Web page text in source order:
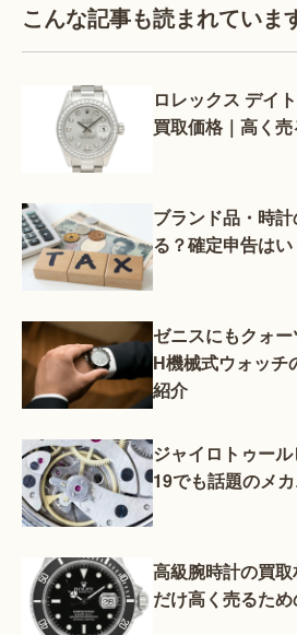
こんな記事も読まれていま
ロレックス デイ
買取価格｜高く
ブランド品・時
る？確定申告は
ゼニスにもクォ
H機械式ウォッチ
紹介
ジャイロトゥー
19でも話題のメ
高級腕時計の買
だけ高く売るた